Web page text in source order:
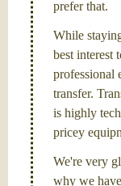
prefer that.
While
best interest
professional
transfer.
is highly
pricey
We're very
why we